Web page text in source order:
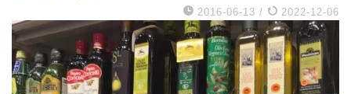
2016-06-13 / 2022-12-06